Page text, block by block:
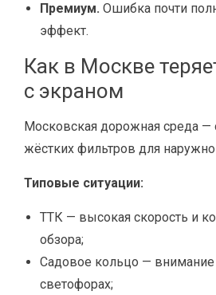
Премиум. Ошибка почти
эффект.
Как в Москве
с экраном
Московская дорожная среда —
жёстких фильтров для
Типовые ситуации:
ТТК — высокая скорость и
обзора;
Садовое кольцо — внимание
светофорах;